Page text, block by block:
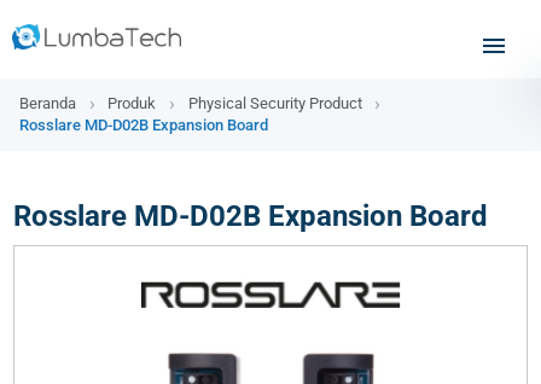
Beranda Produk
Physical Security Product
Rosslare MD-D02B Expansion Board
Rosslare MD-D02B Expansion Board